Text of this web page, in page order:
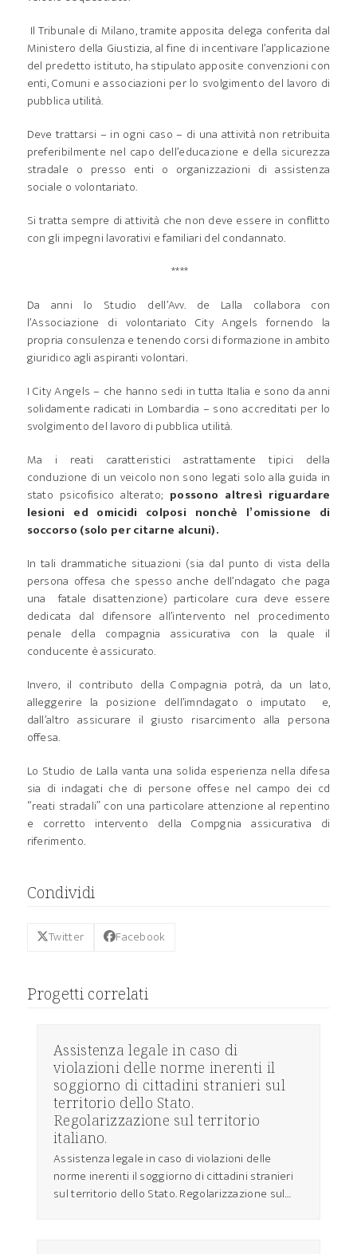
Il Tribunale di Milano, tramite apposita delega conferita dal
Ministero della Giustizia, al fine di incentivare l’applicazione
del predetto istituto, ha stipulato apposite convenzioni con
enti, Comuni e associazioni per lo svolgimento del lavoro di
pubblica utilità.
Deve trattarsi – in ogni caso – di una attività non retribuita
preferibilmente nel capo dell’educazione e della sicurezza
stradale o presso enti o organizzazioni di assistenza
sociale o volontariato.
Si tratta sempre di attività che non deve essere in conflitto
con gli impegni lavorativi e familiari del condannato.
****
Da anni lo Studio dell’Avv. de Lalla collabora con
l’Associazione di volontariato City Angels fornendo la
propria consulenza e tenendo corsi di formazione in ambito
giuridico agli aspiranti volontari.
I City Angels – che hanno sedi in tutta Italia e sono da anni
solidamente radicati in Lombardia – sono accreditati per lo
svolgimento del lavoro di pubblica utilità.
Ma i reati caratteristici astrattamente tipici della
conduzione di un veicolo non sono legati solo alla guida in
stato psicofisico alterato; possono altresì riguardare
lesioni ed omicidi colposi nonchè l’omissione di
soccorso (solo per citarne alcuni).
In tali drammatiche situazioni (sia dal punto di vista della
persona offesa che spesso anche dell’ndagato che paga
una fatale disattenzione) particolare cura deve essere
dedicata dal difensore all’intervento nel procedimento
penale della compagnia assicurativa con la quale il
conducente è assicurato.
Invero, il contributo della Compagnia potrà, da un lato,
alleggerire la posizione dell’imndagato o imputato e,
dall’altro assicurare il giusto risarcimento alla persona
offesa.
Lo Studio de Lalla vanta una solida esperienza nella difesa
sia di indagati che di persone offese nel campo dei cd
“reati stradali” con una particolare attenzione al repentino
e corretto intervento della Compgnia assicurativa di
riferimento.
Condividi
Twitter Facebook
Progetti correlati
Assistenza legale in caso di
violazioni delle norme inerenti il
soggiorno di cittadini stranieri sul
territorio dello Stato.
Regolarizzazione sul territorio
italiano.
Assistenza legale in caso di violazioni delle
norme inerenti il soggiorno di cittadini stranieri
sul territorio dello Stato. Regolarizzazione sul…